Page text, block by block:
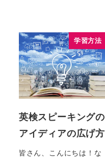
学習方法
英検スピーキングの
アイディアの広げ方
皆さん、こんにちは！な